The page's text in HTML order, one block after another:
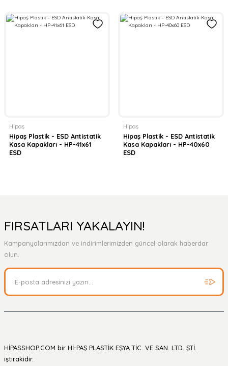
Hipaş
Hipaş Plastik - ESD Antistatik
Kasa Kapakları - HP-41x61
ESD
Hipaş
Hipaş Plastik - ESD Antistatik
Kasa Kapakları - HP-40x60
ESD
FIRSATLARI YAKALAYIN!
Kampanyalarımızdan ve indirimlerimizden güncel olarak haberdar
olun.
HİPASSHOP.COM bir Hİ-PAŞ PLASTİK EŞYA TİC. VE SAN. LTD. ŞTİ.
iştirakidir.